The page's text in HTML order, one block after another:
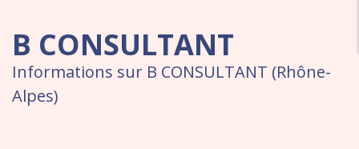
B CONSULTANT
Informations sur B CONSULTANT (Rhône-
Alpes)